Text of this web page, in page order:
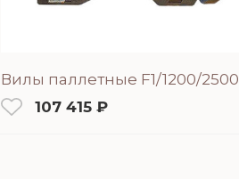
Вилы паллетные F1/1200/2500
107 415 ₽